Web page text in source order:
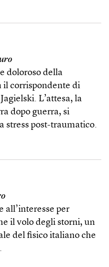
doloroso della
il corrispondente di
L’attesa, la
dopo guerra, si
stress post-traumatico.
all’interesse per
il volo degli storni, un
del fisico italiano che